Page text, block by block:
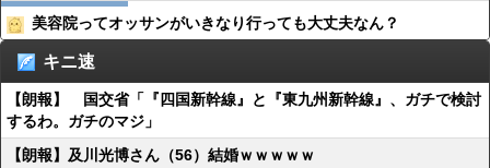
美容院ってオッサンがいきなり行っても大丈夫なん？
キニ速
【朗報】 国交省「『四国新幹線』と『東九州新幹線』、ガチで検討
するわ。ガチのマジ」
【朗報】及川光博さん（56）結婚ｗｗｗｗｗ